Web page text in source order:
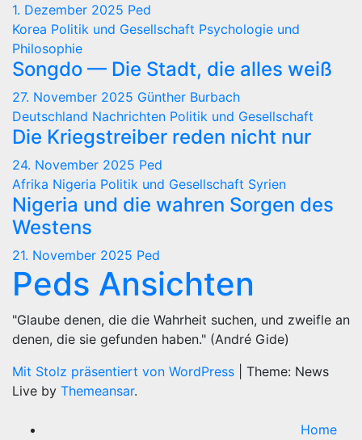
1. Dezember 2025 Ped
Korea Politik und Gesellschaft Psychologie und
Philosophie
Songdo — Die Stadt, die alles weiß
27. November 2025 Günther Burbach
Deutschland Nachrichten Politik und Gesellschaft
Die Kriegstreiber reden nicht nur
24. November 2025 Ped
Afrika Nigeria Politik und Gesellschaft Syrien
Nigeria und die wahren Sorgen des
Westens
21. November 2025 Ped
Peds Ansichten
"Glaube denen, die die Wahrheit suchen, und zweifle an
denen, die sie gefunden haben." (André Gide)
Mit Stolz präsentiert von WordPress
Theme: News
Live by Themeansar.
Home